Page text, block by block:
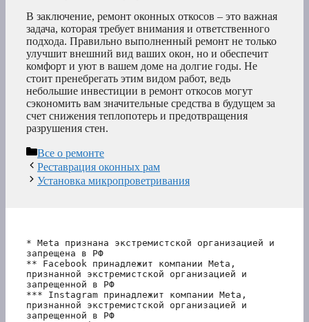
В заключение, ремонт оконных откосов – это важная
задача, которая требует внимания и ответственного
подхода. Правильно выполненный ремонт не только
улучшит внешний вид ваших окон, но и обеспечит
комфорт и уют в вашем доме на долгие годы. Не
стоит пренебрегать этим видом работ, ведь
небольшие инвестиции в ремонт откосов могут
сэкономить вам значительные средства в будущем за
счет снижения теплопотерь и предотвращения
разрушения стен.
Рубрики
Все о ремонте
Реставрация оконных рам
Установка микропроветривания
* Meta признана экстремистской организацией и
запрещена в РФ
** Facebook принадлежит компании Meta,
признанной экстремистской организацией и
запрещенной в РФ
*** Instagram принадлежит компании Meta,
признанной экстремистской организацией и
запрещенной в РФ